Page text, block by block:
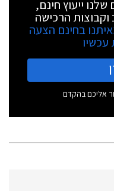
ייעוץ חינם,
הרכישה
בחינם הצעה
אליכם בהקדם